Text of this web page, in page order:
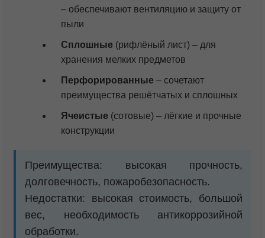
– обеспечивают вентиляцию и защиту от
пыли
Сплошные (рифлёный лист) – для
хранения мелких предметов
Перфорированные – сочетают
преимущества решётчатых и сплошных
Ячеистые (сотовые) – лёгкие и прочные
конструкции
Преимущества: высокая прочность,
долговечность, пожаробезопасность.
Недостатки: высокая стоимость, большой
вес, необходимость антикоррозийной
обработки.